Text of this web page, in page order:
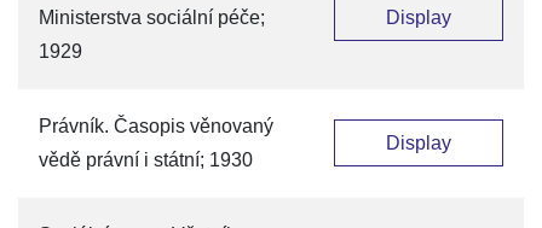
Ministerstva sociální péče;
1929
Display
Právník. Časopis věnovaný
vědě právní i státní; 1930
Display